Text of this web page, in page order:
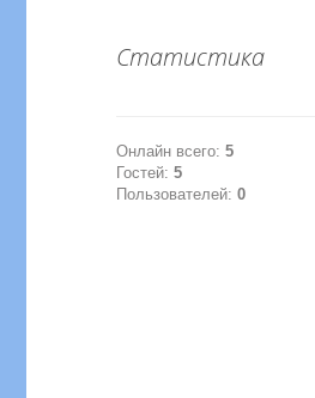
Статистика
Онлайн всего:5
Гостей:5
Пользователей:0